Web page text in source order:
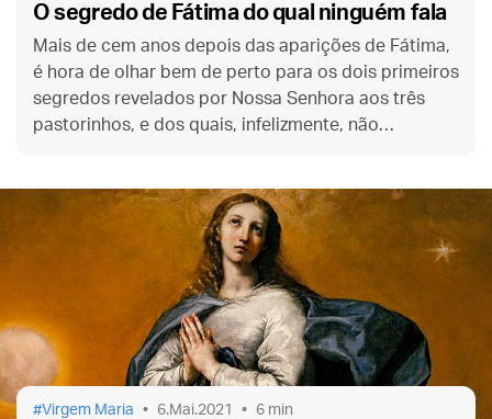
O segredo de Fátima do qual ninguém fala
Mais de cem anos depois das aparições de Fátima,
é hora de olhar bem de perto para os dois primeiros
segredos revelados por Nossa Senhora aos três
pastorinhos, e dos quais, infelizmente, não
Virgem Maria 6.Mai.2021 6 min